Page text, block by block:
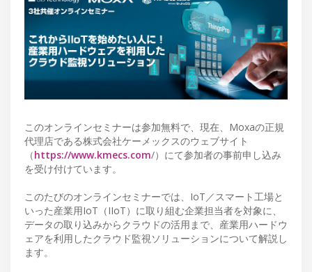
このオンラインセミナーは参加無料で、現在、Moxaの正規
代理店である株式会社ケーメックスのウェブサイト
（https://www.kmecs.com/）にて参加者の事前申し込み
を受け付けています。
このたびのオンラインセミナーでは、IoT／スマート工場と
いった産業用IoT（IIoT）に取り組む企業担当者を対象に、
データの取り込みからクラウドの活用まで、産業用ハードウ
ェアを利用したクラウド監視ソリューションについて解説し
ます。